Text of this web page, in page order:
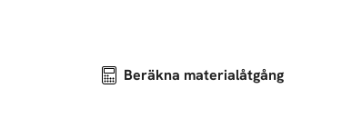
Beräkna materialåtgång